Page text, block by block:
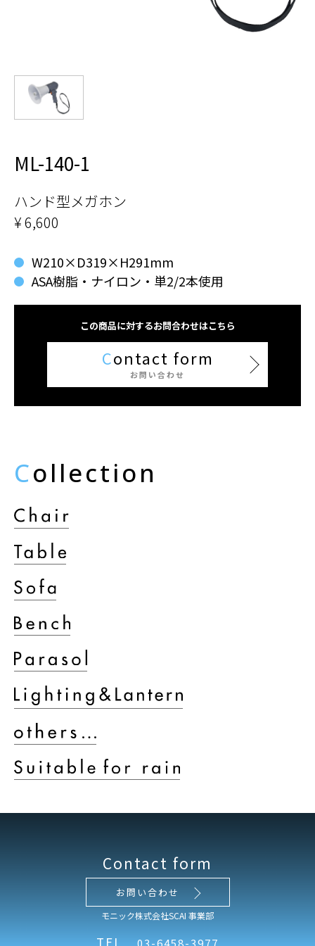
ML-140-1
ハンド型メガホン
¥ 6,600
W210×D319×H291mm
ASA樹脂・ナイロン・単2/2本使用
この商品に対するお問合わせはこちら
Contact form
お問い合わせ
Collection
Contact form
お問い合わせ
モニック株式会社SCAI 事業部
TEL